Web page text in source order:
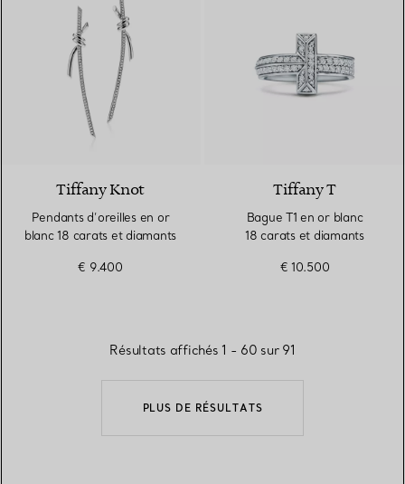
Tiffany Knot
Pendants d’oreilles en or
blanc 18 carats et diamants
€ 9.400
Tiffany T
Bague T1 en or blanc
18 carats et diamants
€ 10.500
PLUS DE RÉSULTATS
Résultats affichés 1 - 60 sur 91